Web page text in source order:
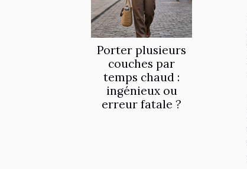
Porter plusieurs
couches par
temps chaud :
ingénieux ou
erreur fatale ?